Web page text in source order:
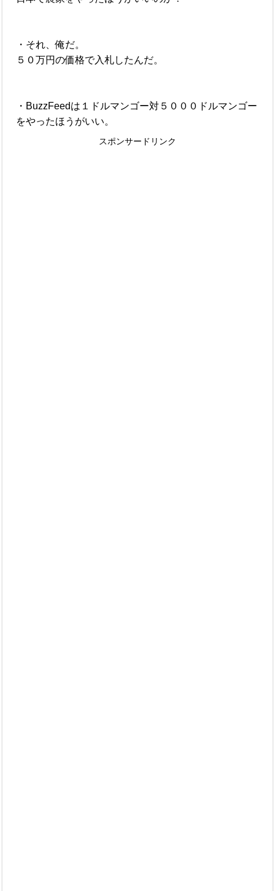
・それ、俺だ。
５０万円の価格で入札したんだ。
・BuzzFeedは１ドルマンゴー対５０００ドルマンゴー
をやったほうがいい。
スポンサードリンク